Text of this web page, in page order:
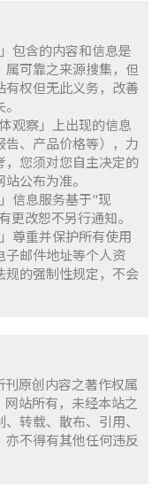
包含的内容和信息是
可靠之来源搜集，但
权但无此义务，改善
观察」上出现的信息
告、产品价格等），力
，您须对您自主决定的
公布为准。
信息服务基于"现
改恕不另行通知。
尊重并保护所有使用
子邮件地址等个人资
规的强制性规定，不会
刊原创内容之著作权属
站所有，未经本站之
转载、散布、引用、
不得有其他任何违反